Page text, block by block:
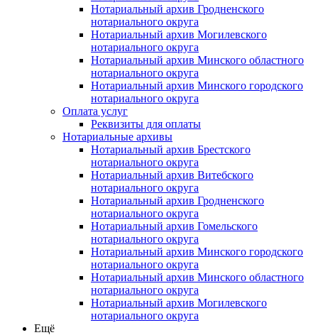
Нотариальный архив Гродненского
нотариального округа
Нотариальный архив Могилевского
нотариального округа
Нотариальный архив Минского областного
нотариального округа
Нотариальный архив Минского городского
нотариального округа
Оплата услуг
Реквизиты для оплаты
Нотариальные архивы
Нотариальный архив Брестского
нотариального округа
Нотариальный архив Витебского
нотариального округа
Нотариальный архив Гродненского
нотариального округа
Нотариальный архив Гомельского
нотариального округа
Нотариальный архив Минского городского
нотариального округа
Нотариальный архив Минского областного
нотариального округа
Нотариальный архив Могилевского
нотариального округа
Ещё